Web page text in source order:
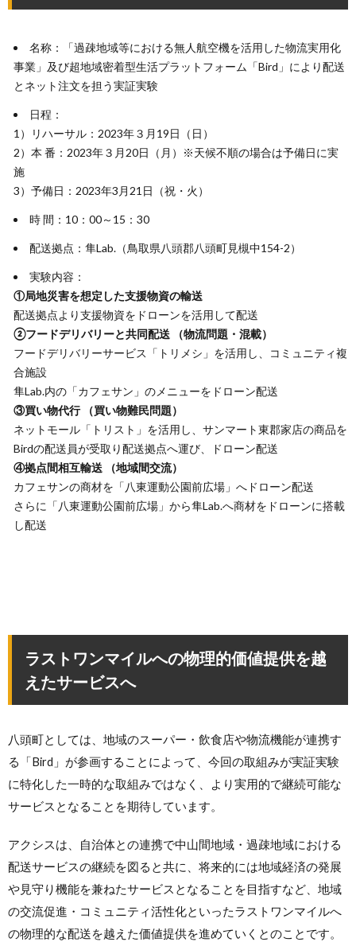
名称：「過疎地域等における無人航空機を活用した物流実用化
事業」及び超地域密着型生活プラットフォーム「Bird」により配送
とネット注文を担う実証実験
日程：
1）リハーサル：2023年３月19日（日）
2）本 番：2023年３月20日（月）※天候不順の場合は予備日に実
施
3）予備日：2023年3月21日（祝・火）
時 間：10：00～15：30
配送拠点：隼Lab.（鳥取県八頭郡八頭町見槻中154-2）
実験内容：
①局地災害を想定した支援物資の輸送
配送拠点より支援物資をドローンを活用して配送
②フードデリバリーと共同配送 （物流問題・混載）
フードデリバリーサービス「トリメシ」を活用し、コミュニティ複
合施設
隼Lab.内の「カフェサン」のメニューをドローン配送
③買い物代行 （買い物難民問題）
ネットモール「トリスト」を活用し、サンマート東郡家店の商品を
Birdの配送員が受取り配送拠点へ運び、ドローン配送
④拠点間相互輸送 （地域間交流）
カフェサンの商材を「八東運動公園前広場」へドローン配送
さらに「八東運動公園前広場」から隼Lab.へ商材をドローンに搭載
し配送
ラストワンマイルへの物理的価値提供を越
えたサービスへ
八頭町としては、地域のスーパー・飲食店や物流機能が連携す
る「Bird」が参画することによって、今回の取組みが実証実験
に特化した一時的な取組みではなく、より実用的で継続可能な
サービスとなることを期待しています。
アクシスは、自治体との連携で中山間地域・過疎地域における
配送サービスの継続を図ると共に、将来的には地域経済の発展
や見守り機能を兼ねたサービスとなることを目指すなど、地域
の交流促進・コミュニティ活性化といったラストワンマイルへ
の物理的な配送を越えた価値提供を進めていくとのことです。